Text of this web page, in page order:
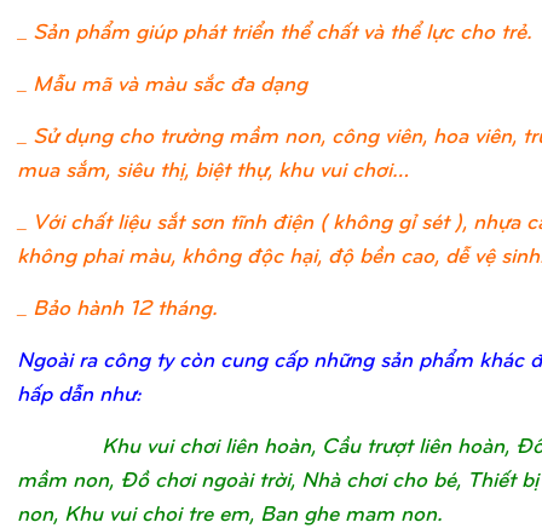
Sản phẩm giúp phát triển thể chất và thể lực cho trẻ.
_ Mẫu mã và màu sắc đa dạng
_ Sử dụng cho trường mầm non, công viên, hoa viên,
mua sắm, siêu thị, biệt thự, khu vui chơi…
_ Với chất liệu sắt sơn tĩnh điện ( không gỉ sét ), nhựa
không phai màu, không độc hại, độ bền cao, dễ vệ
_ Bảo hành 12 tháng.
Ngoài ra công ty còn cung cấp những sản phẩm khác
hấp dẫn như:
Khu vui chơi liên hoàn, Cầu trượt liên hoàn,
mầm non, Đồ chơi ngoài trời, Nhà chơi cho bé, Thiết
non, Khu vui choi tre em, Ban ghe mam non.